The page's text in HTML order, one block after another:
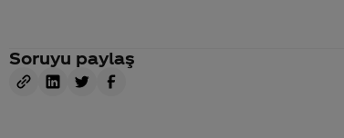
Soruyu paylaş